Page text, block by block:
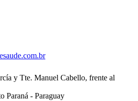
y Tte. Manuel Cabello, frente al
Paraná - Paraguay